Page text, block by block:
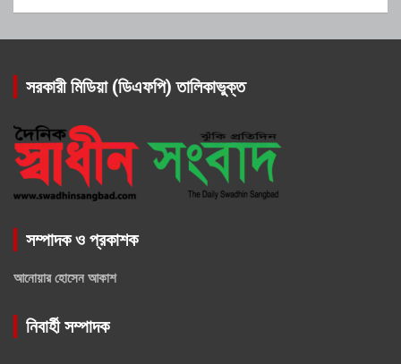
সরকারী মিডিয়া (ডিএফপি) তালিকাভুক্ত
সম্পাদক ও প্রকাশক
আনোয়ার হোসেন আকাশ
নিবার্হী সম্পাদক